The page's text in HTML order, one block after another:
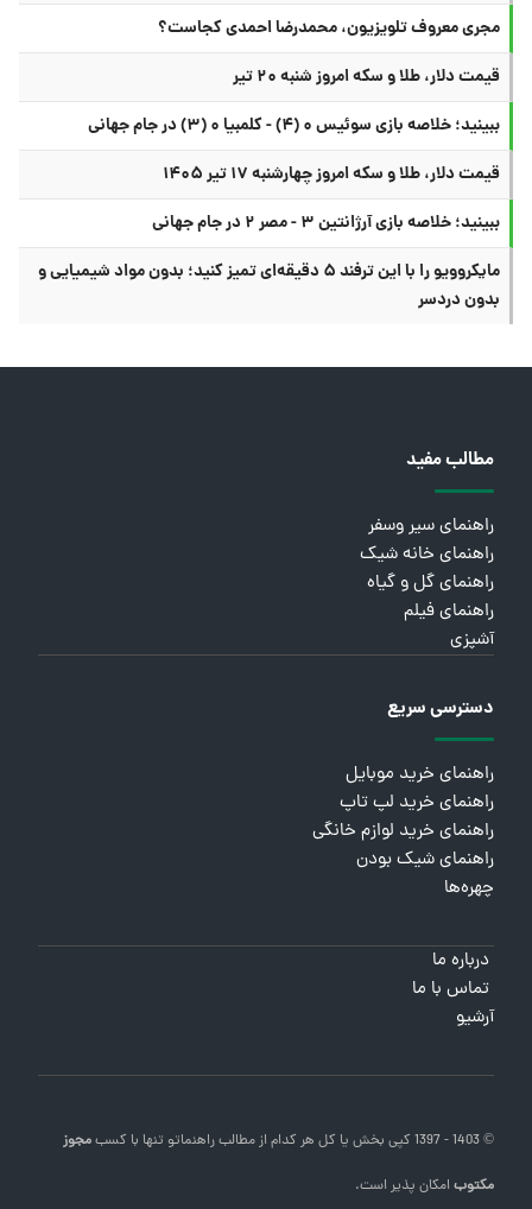
مجری معروف تلویزیون، محمدرضا احمدی کجاست؟
قیمت دلار، طلا و سکه امروز شنبه ۲۰ تیر
ببینید؛ خلاصه بازی سوئیس ۰ (۴) - کلمبیا ۰ (۳) در جام جهانی
قیمت دلار، طلا و سکه امروز چهارشنبه ۱۷ تیر ۱۴۰۵
ببینید؛ خلاصه بازی آرژانتین ۳ - مصر ۲ در جام جهانی
مایکروویو را با این ترفند ۵ دقیقه‌ای تمیز کنید؛ بدون مواد شیمیایی و
بدون دردسر
مطالب مفید
راهنمای سیر وسفر
راهنمای خانه شیک
راهنمای گل و گیاه
راهنمای فیلم
آشپزی
دسترسی سریع
راهنمای خرید موبایل
راهنمای خرید لپ تاپ
راهنمای خرید لوازم خانگی
راهنمای شیک بودن
چهره‌ها
درباره ما
تماس با ما
آرشیو
© 1403 - 1397 کپی بخش یا کل هر کدام از مطالب راهنماتو تنها با کسبمجوز
مکتوبامکان پذیر است.